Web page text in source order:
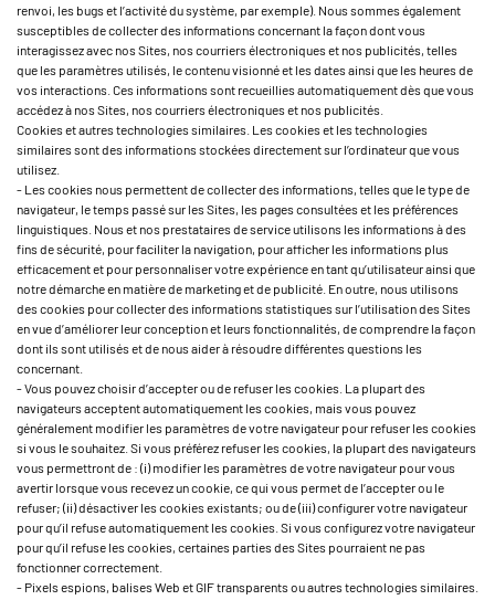
renvoi, les bugs et l’activité du système, par exemple). Nous sommes également
susceptibles de collecter des informations concernant la façon dont vous
interagissez avec nos Sites, nos courriers électroniques et nos publicités, telles
que les paramètres utilisés, le contenu visionné et les dates ainsi que les heures de
vos interactions. Ces informations sont recueillies automatiquement dès que vous
accédez à nos Sites, nos courriers électroniques et nos publicités.
Cookies et autres technologies similaires. Les cookies et les technologies
similaires sont des informations stockées directement sur l’ordinateur que vous
utilisez.
- Les cookies nous permettent de collecter des informations, telles que le type de
navigateur, le temps passé sur les Sites, les pages consultées et les préférences
linguistiques. Nous et nos prestataires de service utilisons les informations à des
fins de sécurité, pour faciliter la navigation, pour afficher les informations plus
efficacement et pour personnaliser votre expérience en tant qu’utilisateur ainsi que
notre démarche en matière de marketing et de publicité. En outre, nous utilisons
des cookies pour collecter des informations statistiques sur l’utilisation des Sites
en vue d’améliorer leur conception et leurs fonctionnalités, de comprendre la façon
dont ils sont utilisés et de nous aider à résoudre différentes questions les
concernant.
- Vous pouvez choisir d’accepter ou de refuser les cookies. La plupart des
navigateurs acceptent automatiquement les cookies, mais vous pouvez
généralement modifier les paramètres de votre navigateur pour refuser les cookies
si vous le souhaitez. Si vous préférez refuser les cookies, la plupart des navigateurs
vous permettront de : (i) modifier les paramètres de votre navigateur pour vous
avertir lorsque vous recevez un cookie, ce qui vous permet de l’accepter ou le
refuser; (ii) désactiver les cookies existants; ou de (iii) configurer votre navigateur
pour qu’il refuse automatiquement les cookies. Si vous configurez votre navigateur
pour qu’il refuse les cookies, certaines parties des Sites pourraient ne pas
fonctionner correctement.
- Pixels espions, balises Web et GIF transparents ou autres technologies similaires.